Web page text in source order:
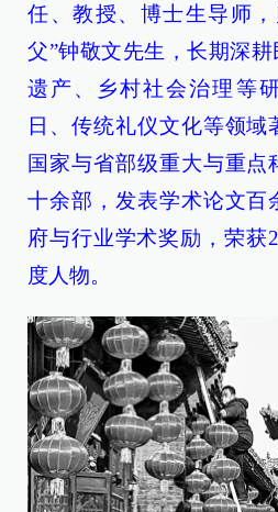
任、教授、博士生导师
父”钟敬文先生，长期深
遗产、乡村社会治理等
日、传统礼仪文化等领域
国家与省部级重大与重点
十余部，发表学术论文百
府与行业学术奖励，荣获
度人物。